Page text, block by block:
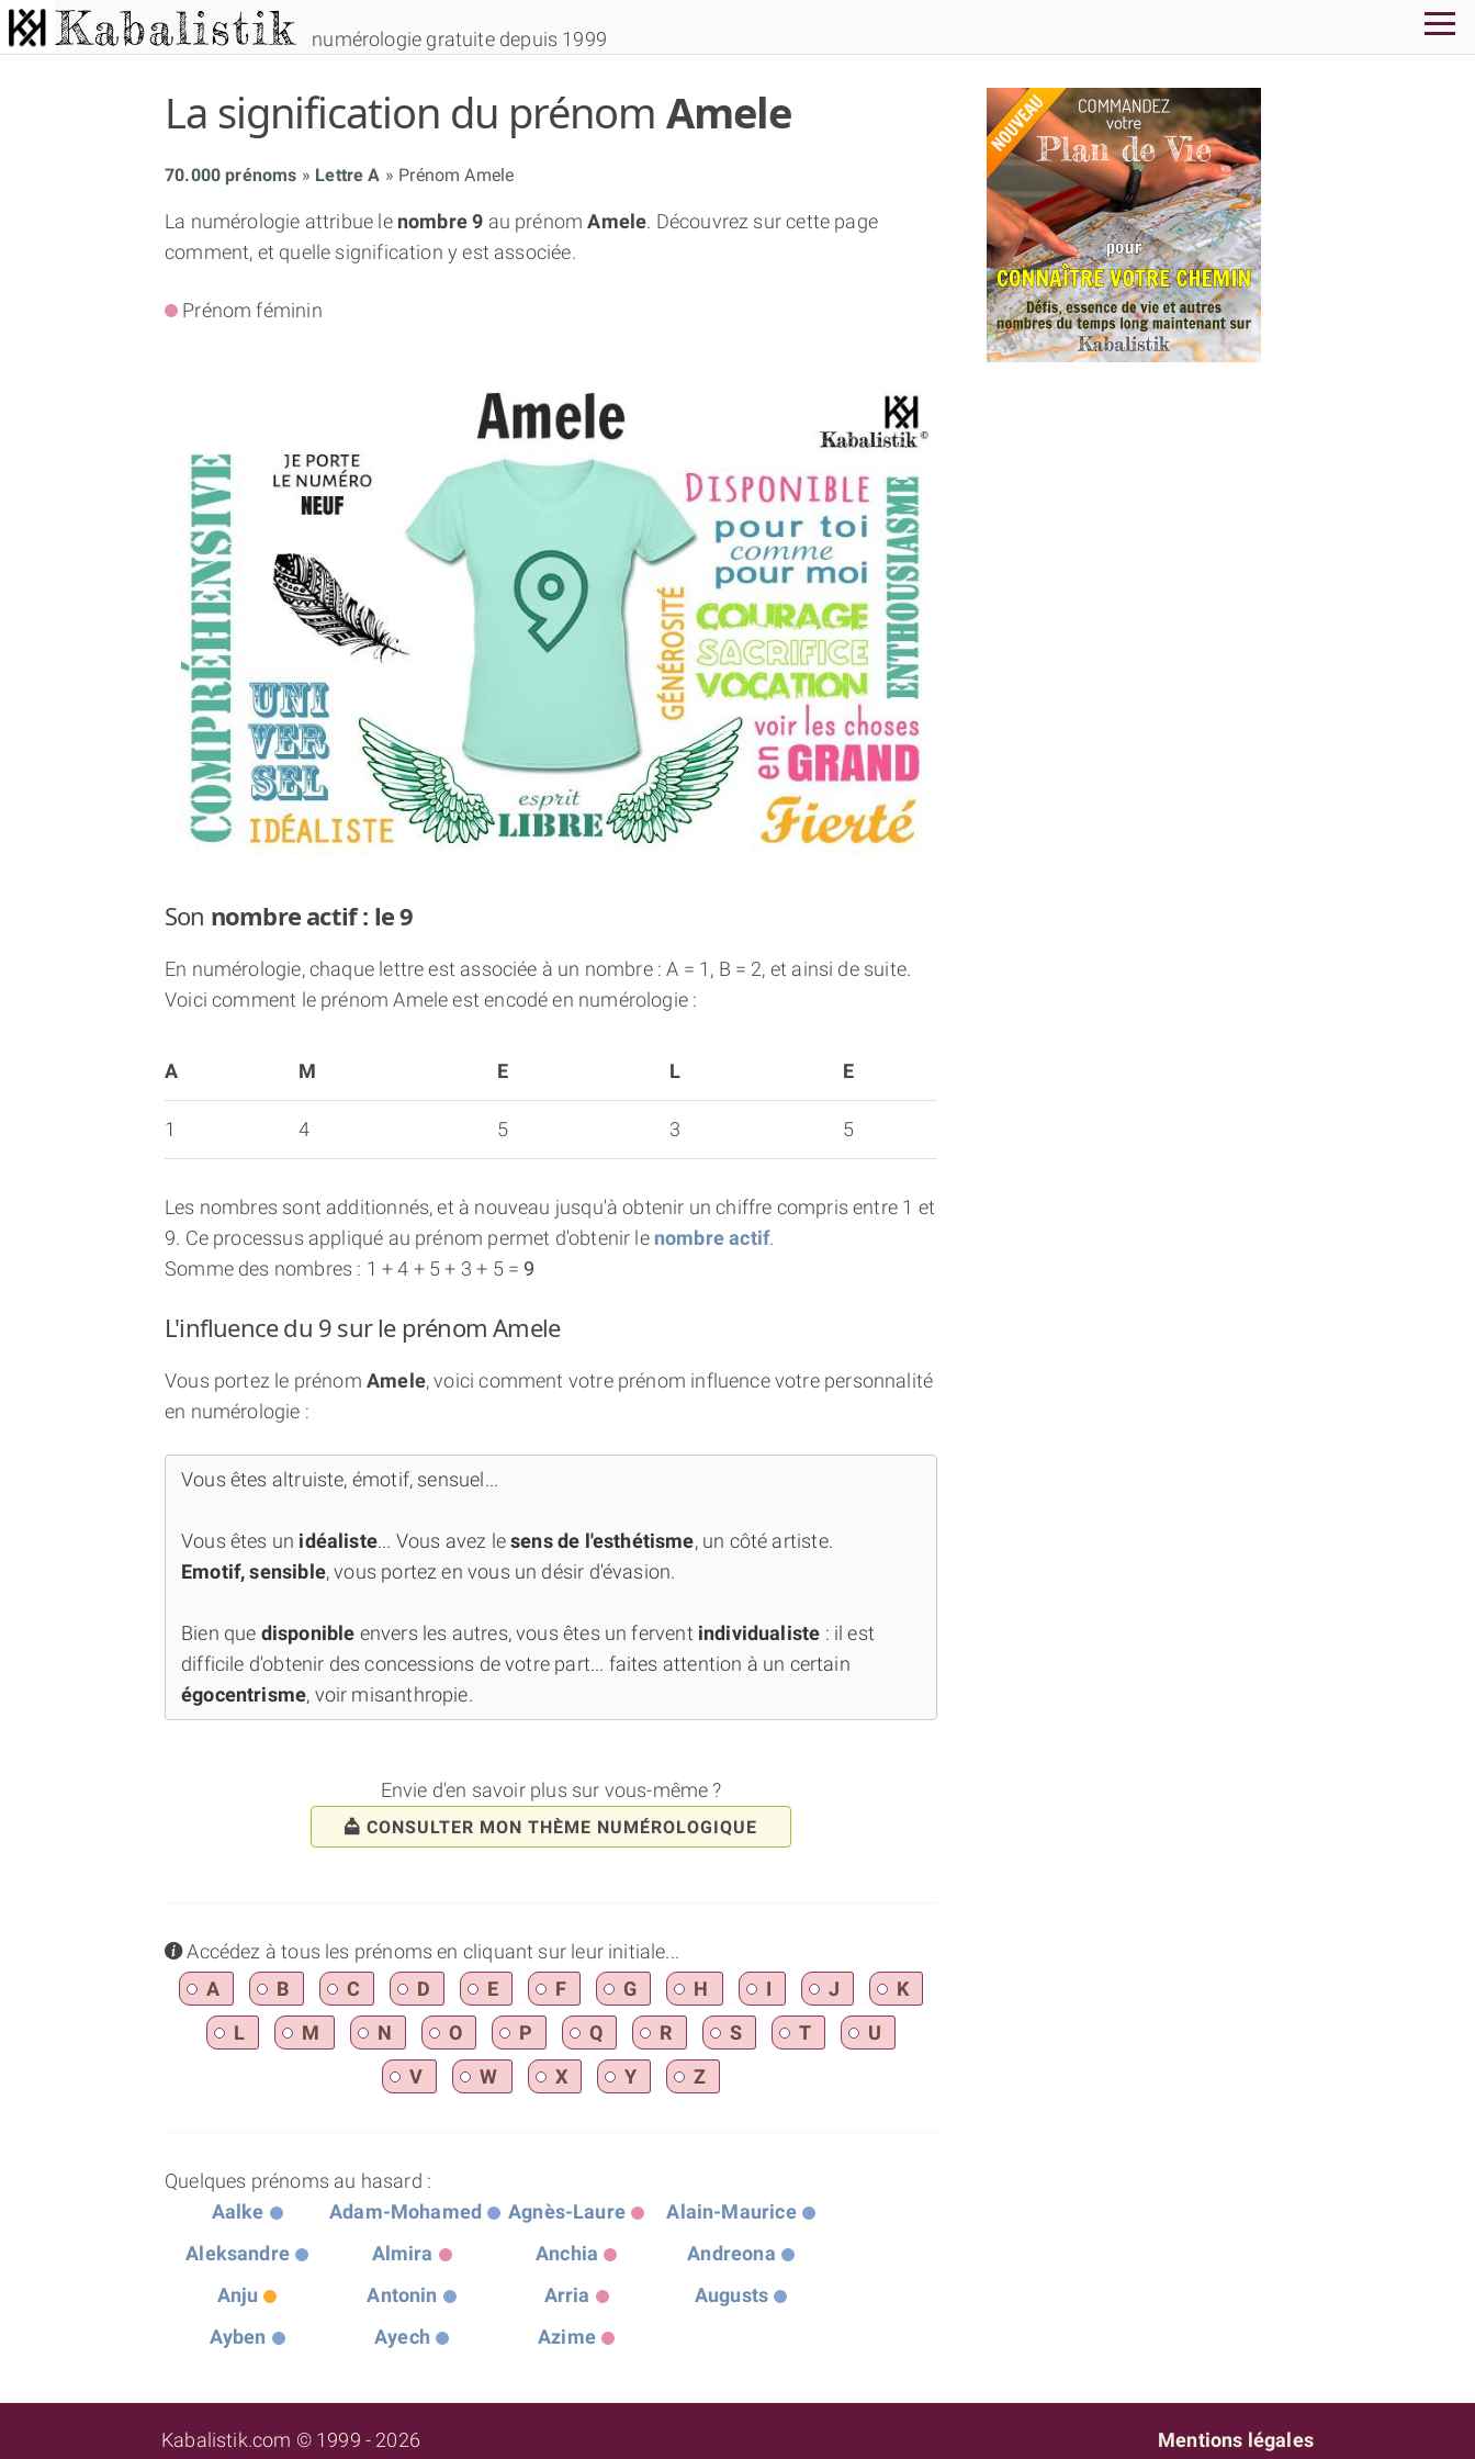
numérologie gratuite depuis 1999
La signification du prénomAmele
70.000 prénoms Lettre A Prénom Amele
La numérologie attribue le nombre 9 au prénomAmele. Découvrez sur cette page
comment, et quelle signification y est associée.
Prénom féminin
Son nombre actif : le 9
En numérologie, chaque lettre est associée à un nombre : A = 1, B = 2, et ainsi de suite.
Voici comment le prénom Amele est encodé en numérologie :
A M E L E
1 4 5 3 5
Les nombres sont additionnés, et à nouveau jusqu'à obtenir un chiffre compris entre 1 et
9. Ce processus appliqué au prénom permet d'obtenir le nombre actif.
Somme des nombres : 1 + 4 + 5 + 3 + 5 = 9
L'influence du 9 sur le prénom Amele
Vous portez le prénomAmele, voici comment votre prénom influence votre personnalité
en numérologie :
Vous êtes altruiste, émotif, sensuel...
Vous êtes un idéaliste... Vous avez lesens de l'esthétisme, un côté artiste.
Emotif, sensible, vous portez en vous un désir d'évasion.
Bien que disponible envers les autres, vous êtes un fervent individualiste : il est
difficile d'obtenir des concessions de votre part... faites attention à un certain
égocentrisme, voir misanthropie.
Envie d'en savoir plus sur vous-même ?
CONSULTER MON THÈME NUMÉROLOGIQUE
infoAccédez à tous les prénoms en cliquant sur leur initiale...
A
B C D E F G H I J
K
L
M N O P Q R S T
U
V
W X Y Z
Quelques prénoms au hasard :
Aalke
Adam-Mohamed Agnès-Laure
Alain-Maurice
Aleksandre
Almira Anchia
Andreona
Anju
Antonin Arria
Augusts
Ayben
Ayech Azime
NUMÉROSCOPE
THÈME « DOUBLE JE »
APPRENDRE LA NUMÉROLOGIE
EXPLORER LA NUMÉROLOGIE
70.000 PRÉNOMS
(À PROPOS)
Kabalistik.com © 1999 - 2026 Mentions légales